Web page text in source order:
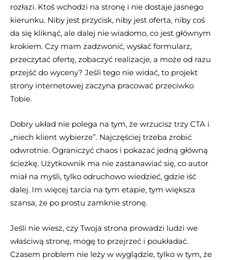
rozłazi. Ktoś wchodzi na stronę i nie dostaje jasnego
kierunku. Niby jest przycisk, niby jest oferta, niby coś
da się kliknąć, ale dalej nie wiadomo, co jest głównym
krokiem. Czy mam zadzwonić, wysłać formularz,
przeczytać ofertę, zobaczyć realizacje, a może od razu
przejść do wyceny? Jeśli tego nie widać, to projekt
strony internetowej zaczyna pracować przeciwko
Tobie.
Dobry układ nie polega na tym, że wrzucisz trzy CTA i
„niech klient wybierze”. Najczęściej trzeba zrobić
odwrotnie. Ograniczyć chaos i pokazać jedną główną
ścieżkę. Użytkownik ma nie zastanawiać się, co autor
miał na myśli, tylko odruchowo wiedzieć, gdzie iść
dalej. Im więcej tarcia na tym etapie, tym większa
szansa, że po prostu zamknie stronę.
Jeśli nie wiesz, czy Twoja strona prowadzi ludzi we
właściwą stronę, mogę to przejrzeć i poukładać.
Czasem problem nie leży w wyglądzie, tylko w tym, że